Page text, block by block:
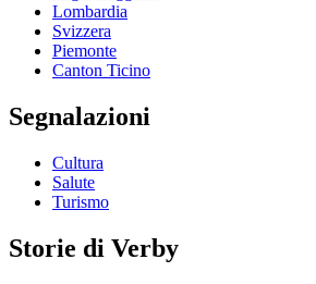
Lombardia
Svizzera
Piemonte
Canton Ticino
Segnalazioni
Cultura
Salute
Turismo
Storie di Verby